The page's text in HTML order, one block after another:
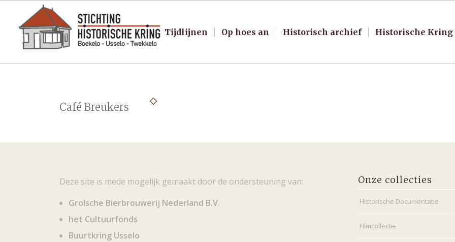
Tijdlijnen Op hoes an Historisch archief Historische Kring
Café Breukers
Deze site is mede mogelijk gemaakt door de ondersteuning van:
Grolsche Bierbrouwerij Nederland B.V.
het Cultuurfonds
Buurtkring Usselo
Onze collecties
Historische Documentatie
Filmcollectie